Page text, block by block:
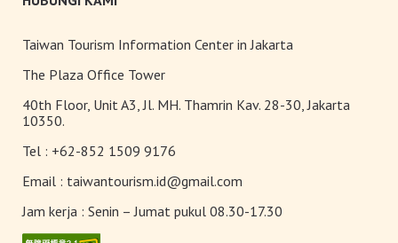
Teh Kelas Dunia
Taiwan Tourism Information Center in Jakarta
The Plaza Office Tower
40th Floor, Unit A3, Jl. MH. Thamrin Kav. 28-30, Jakarta
10350.
Tel : +62-852 1509 9176
Email : taiwantourism.id@gmail.com
Jam kerja : Senin – Jumat pukul 08.30-17.30